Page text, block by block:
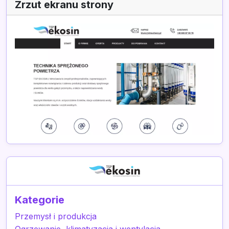
Zrzut ekranu strony
Kategorie
Przemysł i produkcja